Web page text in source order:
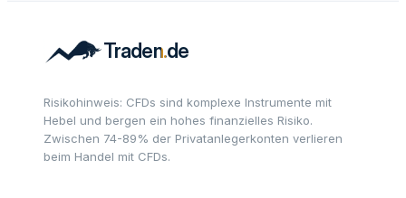
Risikohinweis: CFDs sind komplexe Instrumente mit
Hebel und bergen ein hohes finanzielles Risiko.
Zwischen 74-89% der Privatanlegerkonten verlieren
beim Handel mit CFDs.